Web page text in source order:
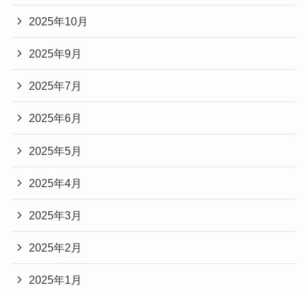
2025年10月
2025年9月
2025年7月
2025年6月
2025年5月
2025年4月
2025年3月
2025年2月
2025年1月